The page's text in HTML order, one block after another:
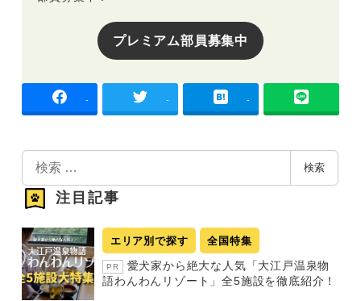
プレミアム部員募集中
- - -
検
索
検索
注目記事
エリア別で探す 全国特集
PR
愛犬家から絶大な人気「大江戸温泉物
語わんわんリゾート」全5施設を徹底紹介！